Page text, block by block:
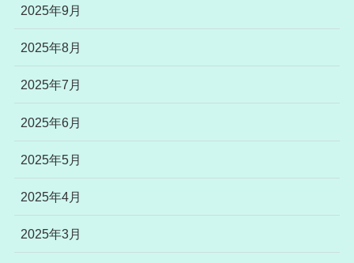
2025年9月
2025年8月
2025年7月
2025年6月
2025年5月
2025年4月
2025年3月